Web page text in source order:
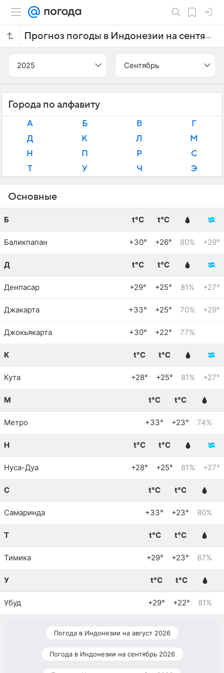
Прогноз погоды в Индонезии на сентябрь 2025 года
2025 Сентябрь
Города по алфавиту
А Б В
Г
Д
К Л
М
Н
П Р
С
Т
У Ч Э
Основные
Б t°C t°C
Баликпапан +30° +26° 80% +29°
Д t°C t°C
Денпасар +29° +25° 81% +27°
Джакарта +33° +25° 70% +29°
Джокьякарта +30° +22° 77%
К t°C t°C
Кута +28° +25° 81% +27°
М t°C t°C
Метро +33° +23° 74%
Н t°C t°C
Нуса-Дуа +28° +25° 81% +27°
С t°C t°C
Самаринда +33° +23° 80%
Т t°C t°C
Тимика +29° +23° 87%
У t°C t°C
Убуд +29° +22° 81%
Погода в Индонезии на август 2026
Погода в Индонезии на сентябрь 2026